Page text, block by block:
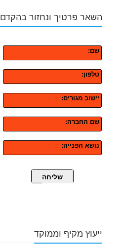
השאר פרטיך ונחזור בהקדם
שם:
טלפון:
יישוב מגורים:
שם החברה:
נושא הפנייה:
שליחה
ייעוץ מקיף וממוקד